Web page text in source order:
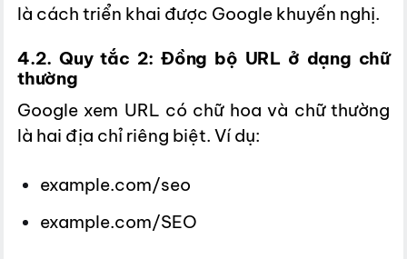
là cách triển khai được Google khuyến nghị.
4.2. Quy tắc 2: Đồng bộ URL ở dạng chữ
thường
Google xem URL có chữ hoa và chữ thường
là hai địa chỉ riêng biệt. Ví dụ:
example.com/seo
example.com/SEO